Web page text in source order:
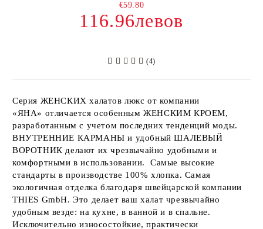
€59.80
116.96левов
(4)
Серия ЖЕНСКИХхалатов люкс от компании
«ЯНА» отличается особеннымЖЕНСКИМ КРОЕМ,
разработанным с учетом последних тенденций моды.
ВНУТРЕННИЕ КАРМАНЫ и удобныйШАЛЕВЫЙ
ВОРОТНИК делают их чрезвычайно удобными и
комфортными в использовании. Самые высокие
стандарты в производстве 100% хлопка. Самая
экологичная отделка благодаря швейцарской компании
THIES GmbH. Это делает ваш халат чрезвычайно
удобным везде: на кухне, в ванной и в спальне.
Исключительно износостойкие, практически